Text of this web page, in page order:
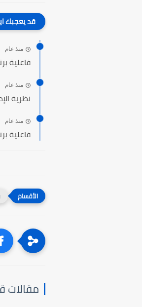
قد يعجبك
منذ عام
فاعلية
منذ عام
نظرية
منذ عام
فاعلية